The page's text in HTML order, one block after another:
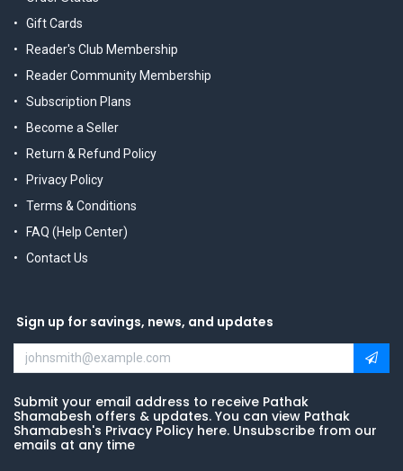
Gift Cards
Reader's Club Membership
Reader Community Membership
Subscription Plans
Become a Seller
Return & Refund Policy
Privacy Policy
Terms & Conditions
FAQ (Help Center)
Contact Us
Sign up for savings, news, and updates
Submit your email address to receive Pathak
Shamabesh offers & updates. You can view Pathak
Shamabesh's Privacy Policy here. Unsubscribe from our
emails at any time